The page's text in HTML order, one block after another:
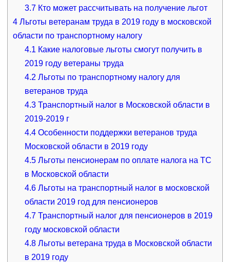
3.7 Кто может рассчитывать на получение льгот
4Льготы ветеранам труда в 2019 году в московской
области по транспортному налогу
4.1 Какие налоговые льготы смогут получить в
2019 году ветераны труда
4.2 Льготы по транспортному налогу для
ветеранов труда
4.3 Транспортный налог в Московской области в
2019-2019 г
4.4 Особенности поддержки ветеранов труда
Московской области в 2019 году
4.5 Льготы пенсионерам по оплате налога на ТС
в Московской области
4.6 Льготы на транспортный налог в московской
области 2019 год для пенсионеров
4.7 Транспортный налог для пенсионеров в 2019
году московской области
4.8 Льготы ветерана труда в Московской области
в 2019 году